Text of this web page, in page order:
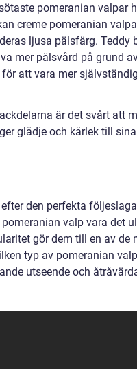
pomeranian valpar
creme pomeranian
ljusa pälsfärg. Teddy
mer pälsvård på grund
att vara mer
är det svårt att
glädje och kärlek till
den perfekta
valp vara det
gör dem till en av de
typ av pomeranian
utseende och